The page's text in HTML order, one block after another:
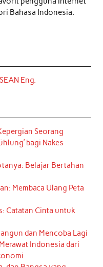
Bahasa Indonesia.
Eng.
Seorang
bagi Nakes
Belajar Bertahan
Membaca Ulang Peta
Catatan Cinta untuk
dan Mencoba Lagi
Indonesia dari